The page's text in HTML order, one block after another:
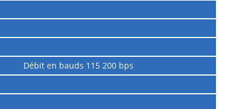
Débit en bauds 115 200 bps